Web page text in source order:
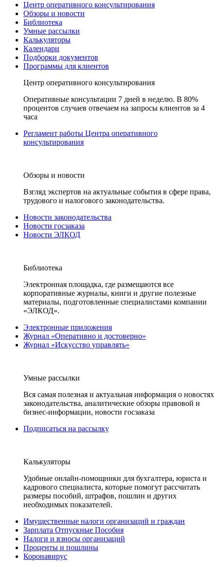
Центр оперативного консультирования
Обзоры и новости
Библиотека
Умные рассылки
Калькуляторы
Календари
Подборки документов
Программы для клиентов
Центр оперативного консультирования
Оперативные консультации 7 дней в неделю. В 80%
процентов случаев отвечаем на запросы клиентов за 4
часа
Регламент работы Центра оперативного
консультирования
Обзоры и новости
Взгляд экспертов на актуальные события в сфере права,
трудового и налогового законодательства.
Новости законодательства
Новости госзаказа
Новости ЭЛКОД
Библиотека
Электронная площадка, где размещаются все
корпоративные журналы, книги и другие полезные
материалы, подготовленные специалистами компании
«ЭЛКОД».
Электронные приложения
Журнал «Оперативно и достоверно»
Журнал «Искусство управлять»
Умные рассылки
Вся самая полезная и актуальная информация о новостях
законодательства, аналитические обзоры правовой и
бизнес-информации, новости госзаказа
Подписаться на рассылку
Калькуляторы
Удобные онлайн-помощники для бухгалтера, юриста и
кадрового специалиста, которые помогут рассчитать
размеры пособий, штрафов, пошлин и других
необходимых показателей.
Имущественные налоги организаций и граждан
Зарплата Отпускные Пособия
Налоги и взносы организаций
Проценты и пошлины
Коронавирус